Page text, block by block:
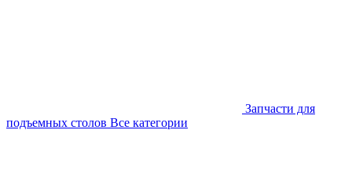
Запчасти для
подъемных столов Все категории